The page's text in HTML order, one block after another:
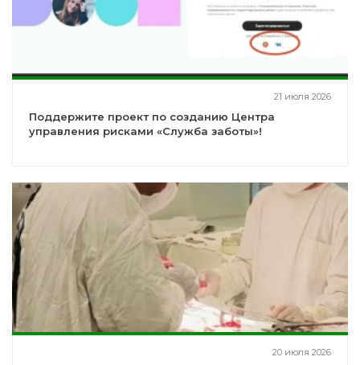
21 июля 2026
Поддержите проект по созданию Центра
управления рисками «Служба заботы»!
20 июля 2026